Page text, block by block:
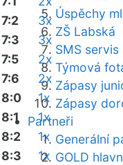
Úspěchy
ZŠ Labská
SMS servis
Týmová
Zápasy
Zápasy
Partneři
Generální
GOLD
7:2
3x
7:3
3x
7:5
2x
7:6
2x
8:0
1x
8:1
1x
8:2
1x
8:3
1x